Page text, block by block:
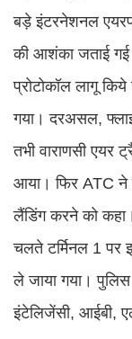
बड़े इंटरनेशनल
की आशंका जताई गई
प्रोटोकॉल लागू
गया। दरअसल,
तभी वाराणसी एयर
आया। फिर ATC ने
लैंडिंग करने को कहा।
चलते टर्मिनल 1
ले जाया गया।
इंटेलिजेंसी, आईबी,